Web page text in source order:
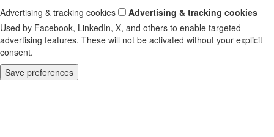
Advertising & tracking cookies
Advertising & tracking cookies
Used by Facebook, LinkedIn, X, and others to enable targeted
advertising features. These will not be activated without your explicit
consent.
Save preferences